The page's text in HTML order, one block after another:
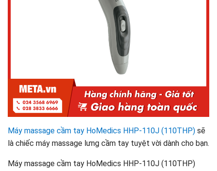
Máy massage cầm tay HoMedics HHP-110J (110THP) sẽ
là chiếc máy massage lưng cầm tay tuyệt vời dành cho bạn.
Máy massage cầm tay HoMedics HHP-110J (110THP)